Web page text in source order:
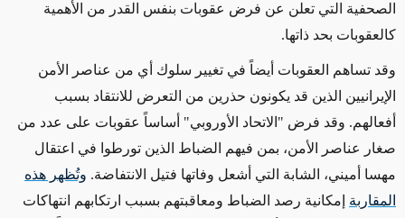
الصحفية التي تعلن عن فرض عقوبات بنفس القدر من الأهمية
كالعقوبات بحد ذاتها.
وقد تساهم العقوبات أيضاً في تغيير سلوك أي من عناصر الأمن
الإيرانيين الذين قد يكونون حذرين من التعرض للانتقاد بسبب
أفعالهم. وقد فرض "الاتحاد الأوروبي" أساساً عقوبات على عدد من
صغار عناصر الأمن، بمن فيهم الضباط الذين تورطوا في اعتقال
مهسا أميني، الشابة التي أشعل وفاتها فتيل الانتفاضة. وتُظهر هذه
المقاربة إمكانية رصد الضباط ومعاقبتهم بسبب ارتكابهم انتهاكات